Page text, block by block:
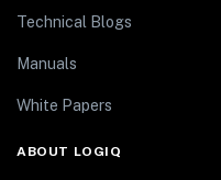
Technical Blogs
Manuals
White Papers
ABOUT LOGIQ